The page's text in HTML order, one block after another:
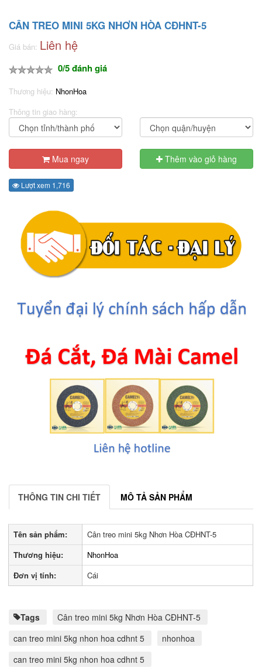
CÂN TREO MINI 5KG NHƠN HÒA CĐHNT-5
Giá bán: Liên hệ
0/5 đánh giá
Thương hiệu: NhonHoa
Thông tin giao hàng:
Mua ngay Thêm vào giỏ hàng
Lượt xem 1,716
THÔNG TIN CHI TIẾT MÔ TẢ SẢN PHẨM
Tên sản phẩm:
Cân treo mini 5kg Nhơn Hòa CĐHNT-5
Thương hiệu:
NhonHoa
Đơn vị tính:
Cái
Tags
Cân treo mini 5kg Nhơn Hòa CĐHNT-5
can treo mini 5kg nhon hoa cdhnt 5
nhonhoa
can treo mini 5kg nhon hoa cdhnt 5